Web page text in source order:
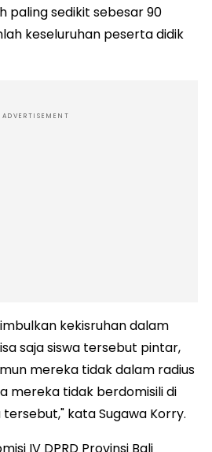
paling sedikit sebesar 90
keseluruhan peserta didik
ADVERTISEMENT
kekisruhan dalam
saja siswa tersebut pintar,
mereka tidak dalam radius
mereka tidak berdomisili di
kata Sugawa Korry.
IV DPRD Provinsi Bali